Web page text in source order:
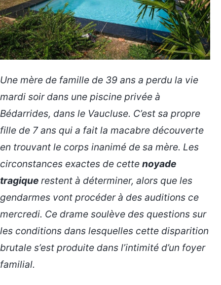
Une mère de famille de 39 ans a perdu la vie
mardi soir dans une piscine privée à
Bédarrides, dans le Vaucluse. C’est sa propre
fille de 7 ans qui a fait la macabre découverte
en trouvant le corps inanimé de sa mère. Les
circonstances exactes de cette noyade
tragique restent à déterminer, alors que les
gendarmes vont procéder à des auditions ce
mercredi. Ce drame soulève des questions sur
les conditions dans lesquelles cette disparition
brutale s’est produite dans l’intimité d’un foyer
familial.